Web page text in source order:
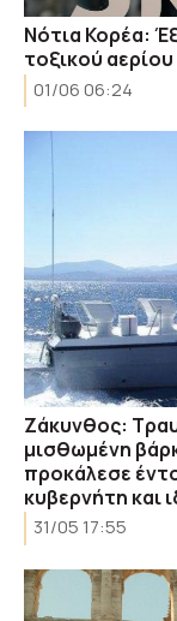
Νότια Κορέα:
τοξικού
01/06 06:24
Ζάκυνθος:
μισθωμένη
προκάλεσε
κυβερνήτη και
31/05 17:55